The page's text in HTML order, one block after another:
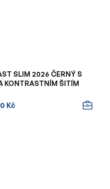
SLIM 2026 ČERNÝ S
KONTRASTNÍM ŠITÍM
Kč